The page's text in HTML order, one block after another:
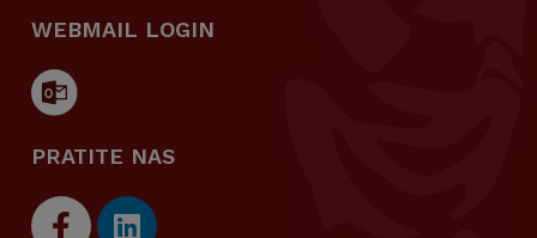
WEBMAIL LOGIN
PRATITE NAS